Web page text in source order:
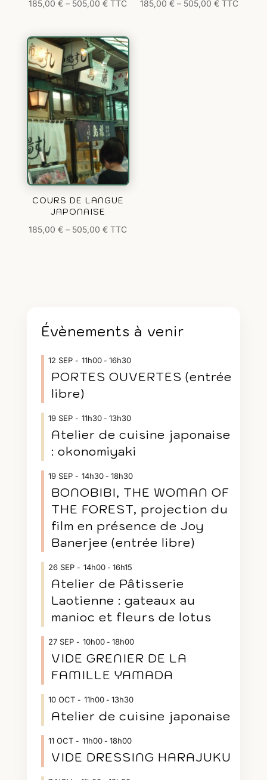
185,00€ – 505,00€ TTC 185,00 €– 505,00 € TTC
COURS DE LANGUE
JAPONAISE
185,00€ – 505,00€ TTC
Évènements à venir
12 SEP 11h00- 16h30
PORTES OUVERTES (entrée
libre)
19 SEP 11h30- 13h30
Atelier de cuisine japonaise
: okonomiyaki
19 SEP 14h30- 18h30
BONOBIBI, THE WOMAN OF
THE FOREST, projection du
film en présence de Joy
Banerjee (entrée libre)
26 SEP 14h00- 16h15
Atelier de Pâtisserie
Laotienne : gateaux au
manioc et fleurs de lotus
27 SEP 10h00- 18h00
VIDE GRENIER DE LA
FAMILLE YAMADA
10 OCT 11h00- 13h30
Atelier de cuisine japonaise
11 OCT 11h00- 18h00
VIDE DRESSING HARAJUKU